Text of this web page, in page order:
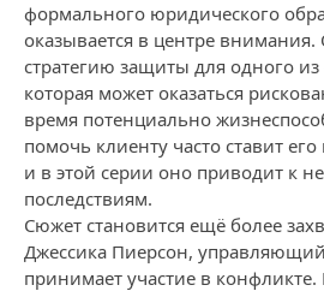
формального юридического
оказывается в центре внимания.
стратегию защиты для одного из
которая может оказаться
время потенциально
помочь клиенту часто ставит
и в этой серии оно приводит к
последствиям.
Сюжет становится ещё более
Джессика Пиерсон,
принимает участие в конфликте.